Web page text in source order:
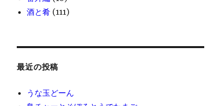
酒と肴 (111)
最近の投稿
うな玉どーん